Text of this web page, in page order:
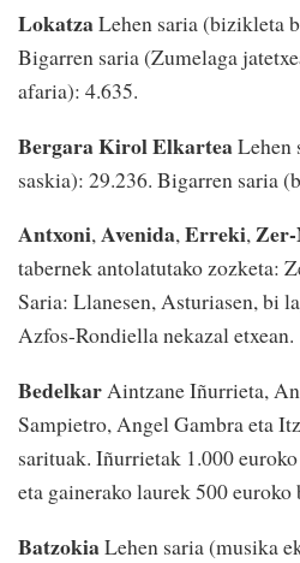
LokatzaLehen saria (bizikleta
Bigarren saria (Zumelaga
afaria): 4.635.
Bergara Kirol ElkarteaLehen
saskia): 29.236. Bigarren saria
Antxoni,Avenida,Erreki,
tabernek antolatutako zozketa:
Saria: Llanesen, Asturiasen, bi
Azfos-Rondiella nekazal etxean.
BedelkarAintzane Iñurrieta,
Sampietro, Angel Gambra eta
sarituak. Iñurrietak 1.000
eta gainerako laurek 500 euroko
BatzokiaLehen saria (musika